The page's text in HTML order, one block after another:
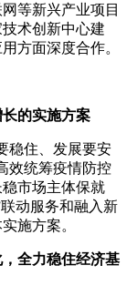
等新兴产业项目
术创新中心建
方面深度合作。
的实施方案
稳住、发展要安
效统筹疫情防控
市场主体保就
动服务和融入新
施方案。
全力稳住经济基